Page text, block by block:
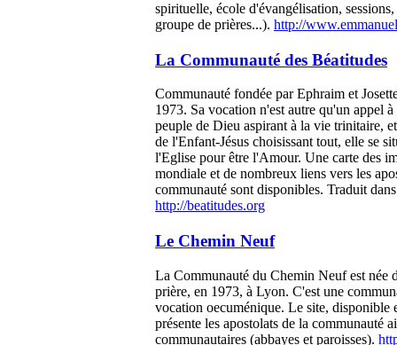
spirituelle, école d'évangélisation,
groupe de prières...). http://
La Communauté des Béatitudes
Communauté fondée par Ephraim et
1973. Sa vocation n'est autre qu'un appel
peuple de Dieu aspirant à la vie trinitaire,
de l'Enfant-Jésus choisissant tout, elle se
l'Eglise pour être l'Amour. Une carte des
mondiale et de nombreux liens vers les
communauté sont disponibles. Traduit
http://beatitudes.org
Le Chemin Neuf
La Communauté du Chemin Neuf est née
prière, en 1973, à Lyon. C'est une
vocation oecuménique. Le site, disponible
présente les apostolats de la communauté
communautaires (abbayes et paroisses).